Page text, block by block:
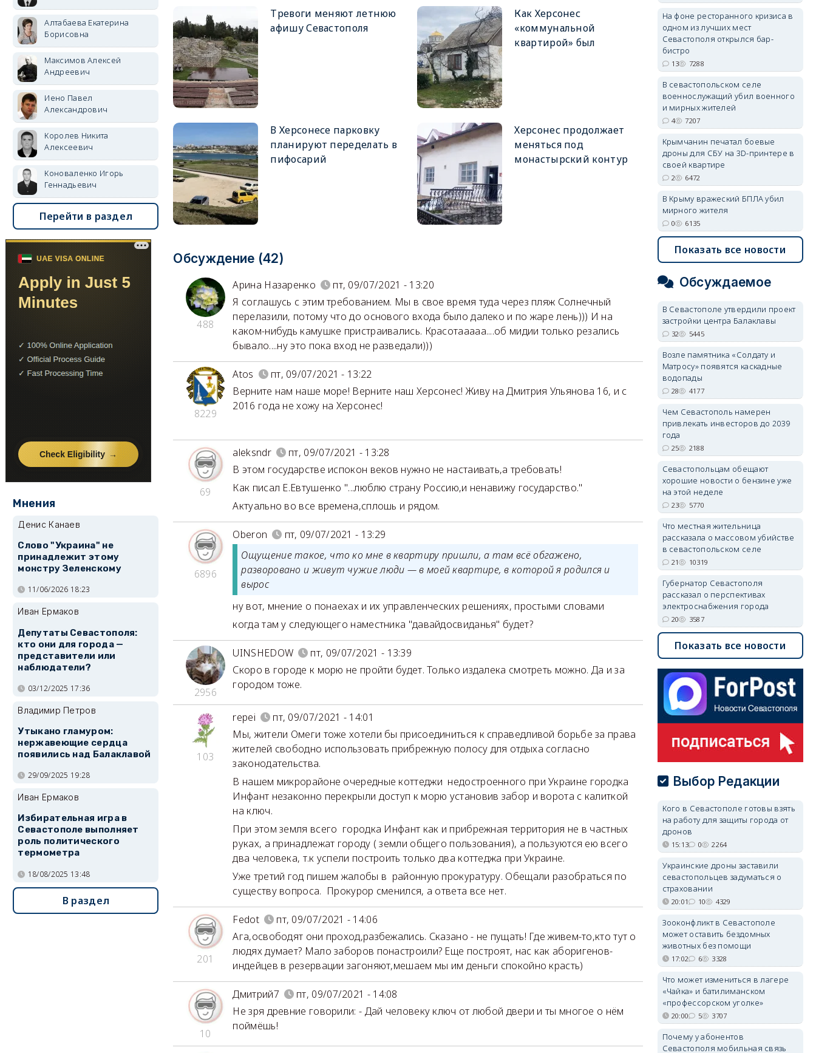
Тревоги меняют летнюю
афишу Севастополя
Как Херсонес
«коммунальной
квартирой» был
В Херсонесе парковку
планируют переделать в
пифосарий
Херсонес продолжает
меняться под
монастырский контур
Обсуждение (42)
488
Арина Назаренко
пт, 09/07/2021 - 13:20
Я соглашусь с этим требованием. Мы в свое время туда через пляж Солнечный
перелазили, потому что до основого входа было далеко и по жаре лень))) И на
каком-нибудь камушке пристраивались. Красотааааа....об мидии только резались
бывало....ну это пока вход не разведали)))
8229
Atos
пт, 09/07/2021 - 13:22
Верните нам наше море! Верните наш Херсонес! Живу на Дмитрия Ульянова 16, и с
2016 года не хожу на Херсонес!
69
aleksndr
пт, 09/07/2021 - 13:28
В этом государстве испокон веков нужно не настаивать,а требовать!
Как писал Е.Евтушенко "...люблю страну Россию,и ненавижу государство."
Актуально во все времена,сплошь и рядом.
6896
Oberon
пт, 09/07/2021 - 13:29
Ощущение такое, что ко мне в квартиру пришли, а там всё обгажено,
разворовано и живут чужие люди — в моей квартире, в которой я родился и
вырос
ну вот, мнение о понаехах и их управленческих решениях, простыми словами
когда там у следующего наместника "давайдосвиданья" будет?
2956
UINSHEDOW
пт, 09/07/2021 - 13:39
Скоро в городе к морю не пройти будет. Только издалека смотреть можно. Да и за
городом тоже.
103
repei
пт, 09/07/2021 - 14:01
Мы, жители Омеги тоже хотели бы присоединиться к справедливой борьбе за права
жителей свободно использовать прибрежную полосу для отдыха согласно
законодательства.
В нашем микрорайоне очередные коттеджи недостроенного при Украине городка
Инфант незаконно перекрыли доступ к морю установив забор и ворота с калиткой
на ключ.
При этом земля всего городка Инфант как и прибрежная территория не в частных
руках, а принадлежат городу ( земли общего пользования), а пользуются ею всего
два человека, т.к успели построить только два коттеджа при Украине.
Уже третий год пишем жалобы в районную прокуратуру. Обещали разобраться по
существу вопроса. Прокурор сменился, а ответа все нет.
201
Fedot
пт, 09/07/2021 - 14:06
Ага,освободят они проход,разбежались. Сказано - не пущать! Где живем-то,кто тут о
людях думает? Мало заборов понастроили? Еще построят, нас как аборигенов-
индейцев в резервации загоняют,мешаем мы им деньги спокойно красть)
10
Дмитрий7
пт, 09/07/2021 - 14:08
Не зря древние говорили: - Дай человеку ключ от любой двери и ты многое о нём
поймёшь!
Алтабаева Екатерина
Борисовна
Максимов Алексей
Андреевич
Иено Павел
Александрович
Королев Никита
Алексеевич
Коноваленко Игорь
Геннадьевич
Перейти в раздел
Мнения
Денис Канаев
Слово "Украина" не
принадлежит этому
монстру Зеленскому
11/06/2026 18:23
Иван Ермаков
Депутаты Севастополя:
кто они для города —
представители или
наблюдатели?
03/12/2025 17:36
Владимир Петров
Утыкано гламуром:
нержавеющие сердца
появились над Балаклавой
29/09/2025 19:28
Иван Ермаков
Избирательная игра в
Севастополе выполняет
роль политического
термометра
18/08/2025 13:48
В раздел
erid: 2SDnjdvhGXG
На фоне ресторанного кризиса в
одном из лучших мест
Севастополя открылся бар-
бистро
13 7288
В севастопольском селе
военнослужащий убил военного
и мирных жителей
4 7207
Крымчанин печатал боевые
дроны для СБУ на 3D-принтере в
своей квартире
2 6472
В Крыму вражеский БПЛА убил
мирного жителя
0 6135
Показать все новости
Обсуждаемое
В Севастополе утвердили проект
застройки центра Балаклавы
32 5445
Возле памятника «Солдату и
Матросу» появятся каскадные
водопады
28 4177
Чем Севастополь намерен
привлекать инвесторов до 2039
года
25 2188
Севастопольцам обещают
хорошие новости о бензине уже
на этой неделе
23 5770
Что местная жительница
рассказала о массовом убийстве
в севастопольском селе
21 10319
Губернатор Севастополя
рассказал о перспективах
электроснабжения города
20 3587
Показать все новости
Выбор Редакции
Кого в Севастополе готовы взять
на работу для защиты города от
дронов
15:13 0 2264
Украинские дроны заставили
севастопольцев задуматься о
страховании
20:01 10 4329
Зооконфликт в Севастополе
может оставить бездомных
животных без помощи
17:02 6 3328
Что может измениться в лагере
«Чайка» и батилиманском
«профессорском уголке»
20:00 5 3707
Почему у абонентов
Севастополя мобильная связь